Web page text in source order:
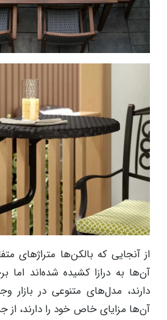
از آنجایی که بالکن‌ها متراژهای
آن‌ها به درازا کشیده شده‌اند اما
دارند، مدل‌های متنوعی در بازار
آن‌ها مزایای خاص خود را دارند، از